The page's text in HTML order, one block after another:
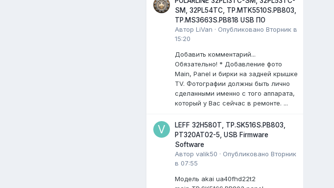
SM, 32PL54TC, TP.MTK5510S.PB803,
TP.MS3663S.PB818 USB ПО
АвторLiVan · ОпубликованоВторник в
15:20
Добавить комментарий...
Обязательно! * Добавление фото
Main, Panel и бирки на задней крышке
TV. Фотографии должны быть лично
сделанными именно с того аппарата,
который у Вас сейчас в ремонте. ...
LEFF 32H580T, TP.SK516S.PB803,
PT320AT02-5, USB Firmware
Software
Авторvalik50 · ОпубликованоВторник
в 07:55
Модель akai ua40fhd22t2